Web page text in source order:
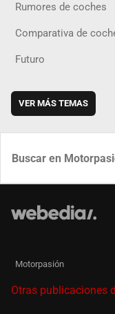
Rumores de coches
Comparativa de
Futuro
VER MÁS TEMAS
Motorpasión
Otras publicaciones